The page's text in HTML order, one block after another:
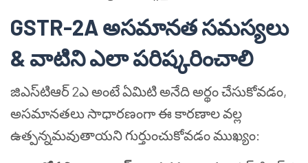
GSTR-2A అసమానత సమస్యలు
& వాటిని ఎలా పరిష్కరించాలి
జిఎస్‌టి‌ఆర్ 2ఎ అంటే ఏమిటి అనేది అర్థం చేసుకోవడం,
అసమానతలు సాధారణంగా ఈ కారణాల వల్ల
ఉత్పన్నమవుతాయని గుర్తుంచుకోవడం ముఖ్యం: